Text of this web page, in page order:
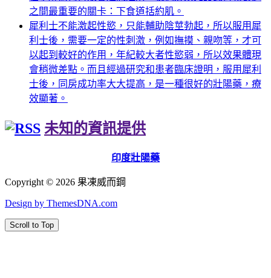
之間最重要的關卡：下食道括約肌。
犀利士不能激起性慾，只能輔助陰莖勃起，所以服用犀
利士後，需要一定的性刺激，例如撫摸、親吻等，才可
以起到較好的作用，年紀較大者性慾弱，所以效果體現
會稍微差點。而且經過研究和患者臨床證明，服用犀利
士後，同房成功率大大提高，是一種很好的壯陽藥，療
效顯著。
未知的資訊提供
印度壯陽藥
Copyright © 2026 果凍威而鋼
Design by ThemesDNA.com
Scroll to Top